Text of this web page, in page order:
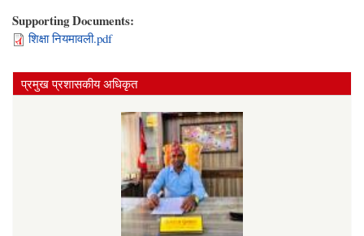
Supporting Documents:
शिक्षा नियमावली.pdf
प्रमुख प्रशासकीय अधिकृत